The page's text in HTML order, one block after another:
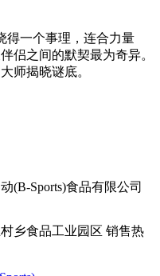
一个事理，连合力量
侣之间的默契最为奇异。
师揭晓谜底。
(B-Sports)食品有限公司
乡食品工业园区 销售热